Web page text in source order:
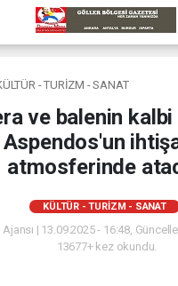
- TURİZM - SANAT
ve balenin
Aspendos'un
atmosferinde
KÜLTÜR - TURİZM - SANAT
| 13.09.2025 - 16:48,
13677+ kez okundu.